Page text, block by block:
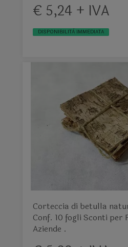
€ 5,24 + IVA
DISPONIBILITÀ IMMEDIATA
Corteccia di betulla
Conf. 10 fogli Sconti per
Aziende .